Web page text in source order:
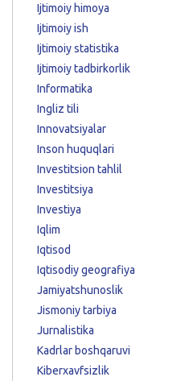
Ijtimoiy himoya
Ijtimoiy ish
Ijtimoiy statistika
Ijtimoiy tadbirkorlik
Informatika
Ingliz tili
Innovatsiyalar
Inson huquqlari
Investitsion tahlil
Investitsiya
Investiya
Iqlim
Iqtisod
Iqtisodiy geografiya
Jamiyatshunoslik
Jismoniy tarbiya
Jurnalistika
Kadrlar boshqaruvi
Kiberxavfsizlik